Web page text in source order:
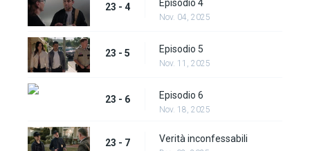
23 - 4 Episodio 4
Nov. 04, 2025
23 - 5 Episodio 5
Nov. 11, 2025
23 - 6 Episodio 6
Nov. 18, 2025
23 - 7 Verità inconfessabili